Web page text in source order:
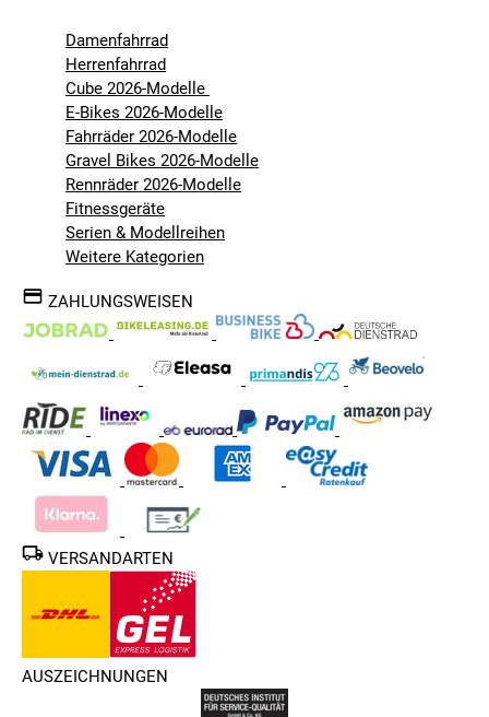
Damenfahrrad
Herrenfahrrad
Cube 2026-Modelle
E-Bikes 2026-Modelle
Fahrräder 2026-Modelle
Gravel Bikes 2026-Modelle
Rennräder 2026-Modelle
Fitnessgeräte
Serien & Modellreihen
Weitere Kategorien
ZAHLUNGSWEISEN
VERSANDARTEN
AUSZEICHNUNGEN